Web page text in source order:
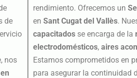
de
nos
rendimiento. Ofrecemos un
en Sant Cugat del Vallès.
capacitados se encarga de la
electrodomésticos, aires
Estamos comprometidos en
para asegurar la continuidad